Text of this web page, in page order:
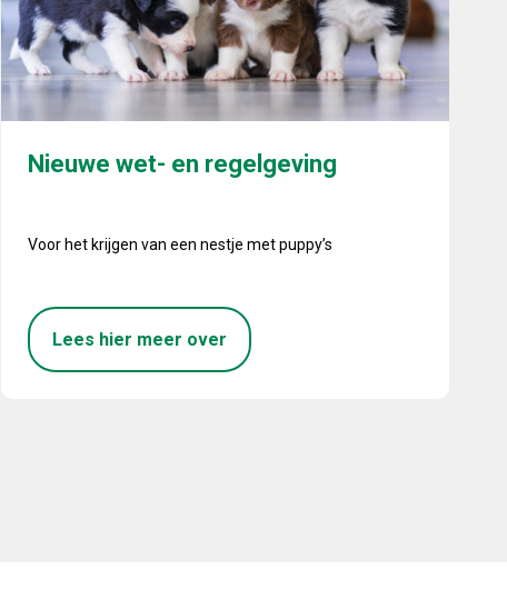
Nieuwe wet- en regelgeving
Voor het krijgen van een nestje met puppy’s
Lees hier meer over